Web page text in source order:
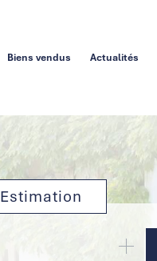
Biens vendus Actualités
Estimation